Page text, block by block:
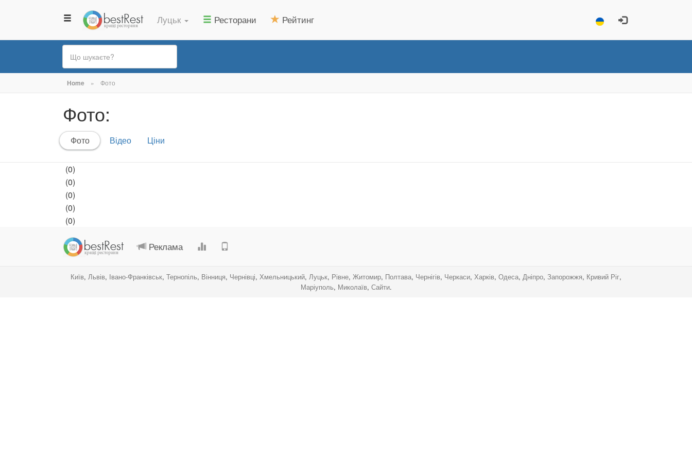
Луцьк Ресторани Рейтинг
Ви
є
тут
Home » Фото
Фото:
Первинні
вкладки
Фото(активна
вкладка)
Відео Ціни
(0)
(0)
(0)
(0)
(0)
Реклама
Київ, Львів, Івано-Франківськ, Тернопіль, Вінниця, Чернівці, Хмельницький, Луцьк, Рівне, Житомир, Полтава, Чернігів, Черкаси, Харків, Одеса, Дніпро, Запорожжя, Кривий Ріг,
Маріуполь, Миколаїв, Сайти.